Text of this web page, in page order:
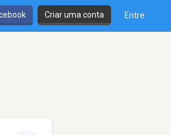
Criar uma conta Entre